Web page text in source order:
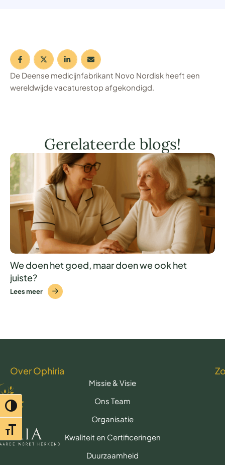
Toggle hoog contrast
Toggle lettertypegrootte
De Deense medicijnfabrikant Novo Nordisk heeft een
wereldwijde vacaturestop afgekondigd.
Gerelateerde blogs!
We doen het goed, maar doen we ook het
juiste?
Lees meer
Over Ophiria
Missie & Visie
Ons Team
Organisatie
Kwaliteit en Certificeringen
Duurzaamheid